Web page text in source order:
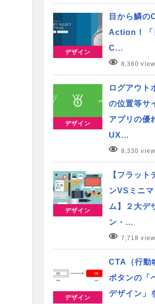
デザイン
目から鱗
Action！「
C…
8,360
デザイン
ログアウト
の位置等サ
アプリの優
UX…
8,330
デザイン
【フラット
ンVSミニ
ム】２大デ
ン・…
7,718
デザイン
CTA（行動
ボタンの「
デザイン」